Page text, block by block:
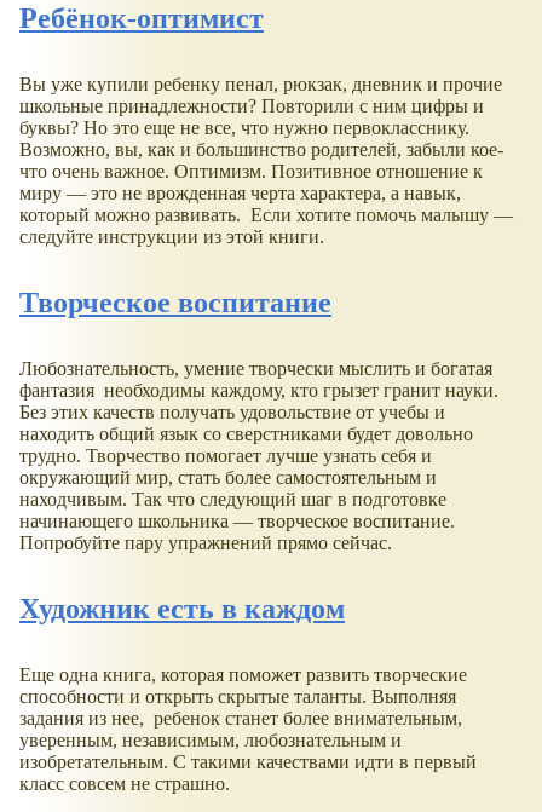
Ребёнок-оптимист
Вы уже купили ребенку пенал, рюкзак, дневник и прочие
школьные принадлежности? Повторили с ним цифры и
буквы? Но это еще не все, что нужно первокласснику.
Возможно, вы, как и большинство родителей, забыли кое-
что очень важное. Оптимизм. Позитивное отношение к
миру — это не врожденная черта характера, а навык,
который можно развивать. Если хотите помочь малышу —
следуйте инструкции из этой книги.
Творческое воспитание
Любознательность, умение творчески мыслить и богатая
фантазия необходимы каждому, кто грызет гранит науки.
Без этих качеств получать удовольствие от учебы и
находить общий язык со сверстниками будет довольно
трудно. Творчество помогает лучше узнать себя и
окружающий мир, стать более самостоятельным и
находчивым. Так что следующий шаг в подготовке
начинающего школьника — творческое воспитание.
Попробуйте пару упражнений прямо сейчас.
Художник есть в каждом
Еще одна книга, которая поможет развить творческие
способности и открыть скрытые таланты. Выполняя
задания из нее, ребенок станет более внимательным,
уверенным, независимым, любознательным и
изобретательным. С такими качествами идти в первый
класс совсем не страшно.